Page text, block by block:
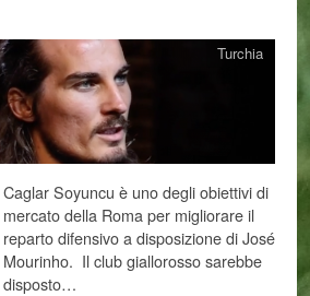
Turchia
Caglar Soyuncu è uno degli obiettivi di
mercato della Roma per migliorare il
reparto difensivo a disposizione di José
Mourinho. Il club giallorosso sarebbe
disposto…